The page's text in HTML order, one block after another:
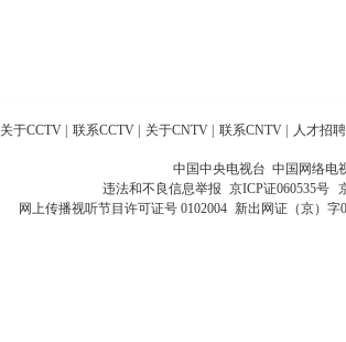
关于CCTV 联系CCTV 关于CNTV 联系CNTV 人才招聘
中国中央电视台 中国网络电
违法和不良信息举报 京ICP证060535号
网上传播视听节目许可证号 0102004 新出网证（京）